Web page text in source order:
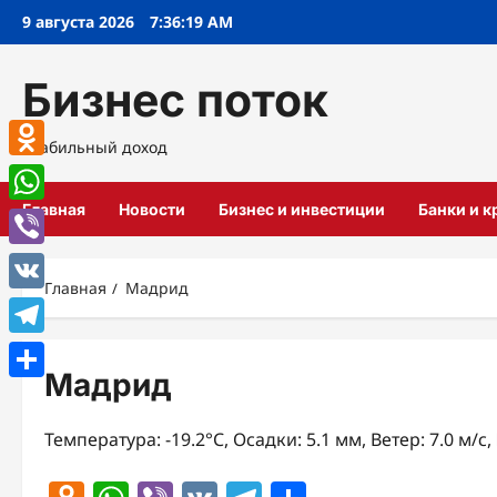
Перейти
9 августа 2026 7:36:20 AM
Бизнес поток
Стабильный доход
Главная Новости Бизнес и инвестиции Банки и
Главная Мадрид
Мадрид
Температура: -19.2°C, Осадки: 5.1 мм, Ветер: 7.0 м/
Odnoklassniki
WhatsApp
Viber
VK
Telegram
Отправить